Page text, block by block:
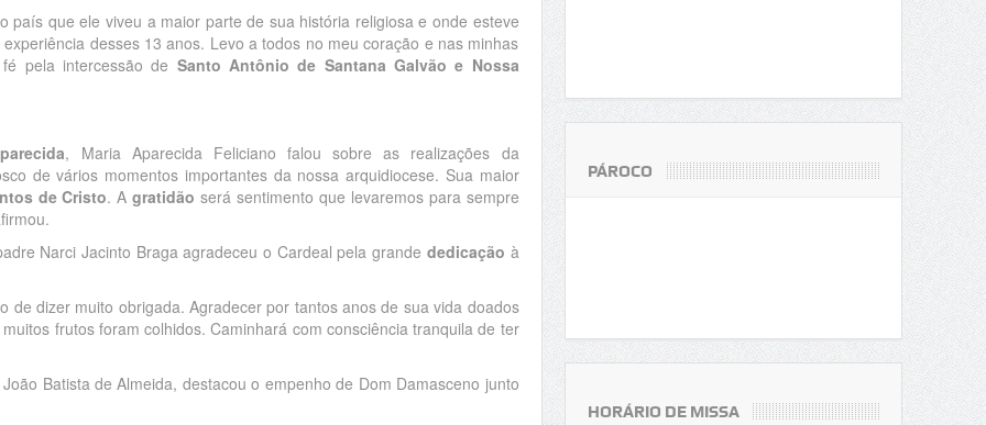
país que ele viveu a maior parte de sua história religiosa e onde esteve
desses 13 anos. Levo a todos no meu coração e nas minhas
pela intercessão de Santo Antônio de Santana Galvão e Nossa
, Maria Aparecida Feliciano falou sobre as realizações da
de vários momentos importantes da nossa arquidiocese. Sua maior
de Cristo. Agratidão será sentimento que levaremos para sempre
Narci Jacinto Braga agradeceu o Cardeal pela grande dedicação à
de dizer muito obrigada. Agradecer por tantos anos de sua vida doados
frutos foram colhidos. Caminhará com consciência tranquila de ter
Batista de Almeida, destacou o empenho de Dom Damasceno junto
PÁROCO
HORÁRIO DE MISSA